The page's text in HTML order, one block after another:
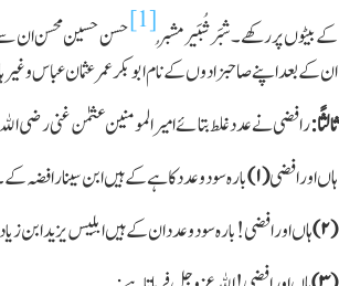
کے بیٹوں پر رکھے۔شبَر شُبَیر مُشبر[1]حسن حسین محسن ان سے
ان کے بعد اپنے صاحبزادوں کے نام ابوبکر عمر عثمان عباس
ثالثًا:رافضی نے عدد غلط بتائے امیر المومنین عثمٰن غنی رضی
ہاں او رافضی(۱) بارہ سو دو عدد کا ہے کے ہیں ابن سینا رافضہ
(۲) ہاں او ر افضی! بارہ سو دو عدد ان کے ہیں ابلِیس یزید ابن